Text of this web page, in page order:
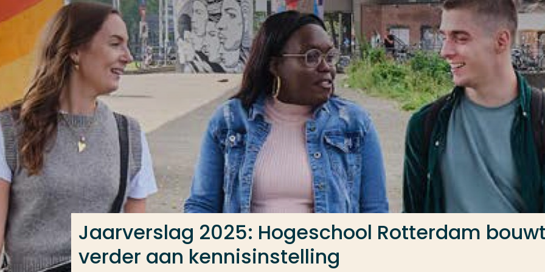
Ga direct naar de content
Jaarverslag 2025: Hogeschool Rotterdam
verder aan kennisinstelling
Veel gezocht
Opleiding
Contact